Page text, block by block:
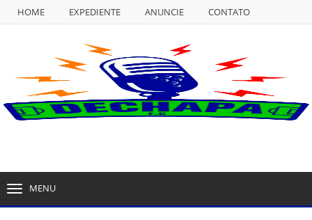
HOME EXPEDIENTE ANUNCIE
CONTATO
EXPEDIENTE ANUNCIE
MENU